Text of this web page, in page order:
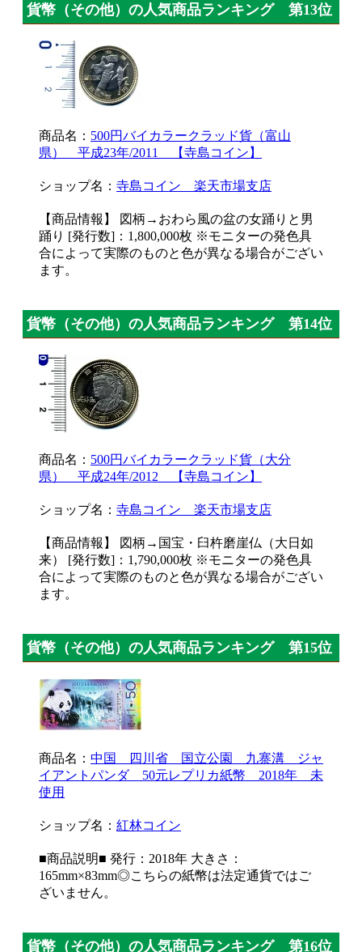
貨幣（その他）の人気商品ランキング 第13位
商品名： 500円バイカラークラッド貨（富山
県） 平成23年/2011 【寺島コイン】
ショップ名： 寺島コイン 楽天市場支店
【商品情報】 図柄→おわら風の盆の女踊りと男
踊り [発行数]：1,800,000枚 ※モニターの発色具
合によって実際のものと色が異なる場合がござい
ます。
貨幣（その他）の人気商品ランキング 第14位
商品名： 500円バイカラークラッド貨（大分
県） 平成24年/2012 【寺島コイン】
ショップ名： 寺島コイン 楽天市場支店
【商品情報】 図柄→国宝・臼杵磨崖仏（大日如
来） [発行数]：1,790,000枚 ※モニターの発色具
合によって実際のものと色が異なる場合がござい
ます。
貨幣（その他）の人気商品ランキング 第15位
商品名： 中国 四川省 国立公園 九寨溝 ジャ
イアントパンダ 50元レプリカ紙幣 2018年 未
使用
ショップ名： 紅林コイン
■商品説明■ 発行：2018年 大きさ：
165mm×83mm◎こちらの紙幣は法定通貨ではご
ざいません。
貨幣（その他）の人気商品ランキング 第16位